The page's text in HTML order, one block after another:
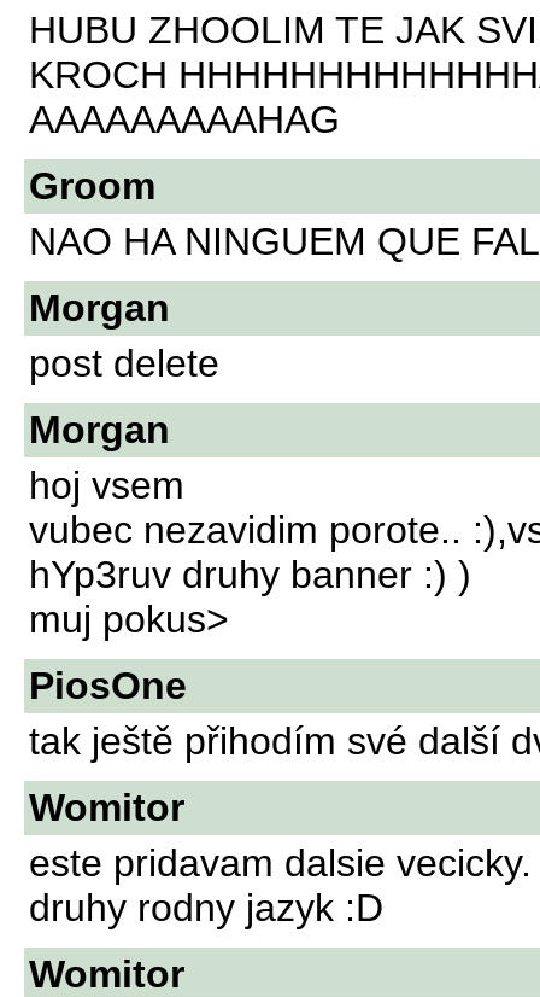
HUBU ZHOOLIM TE JAK
KROCH
AAAAAAAAAHAG
Groom
NAO HA NINGUEM QUE
Morgan
post delete
Morgan
hoj vsem
vubec nezavidim porote..
hYp3ruv druhy banner :) )
muj pokus>
PiosOne
tak ještě přihodím své další
Womitor
este pridavam dalsie
druhy rodny jazyk :D
Womitor